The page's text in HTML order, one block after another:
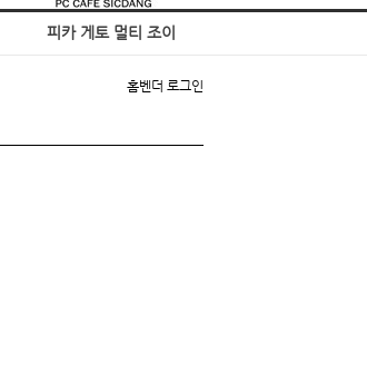
피카 게토 멀티 조이
홈벤더 로그인